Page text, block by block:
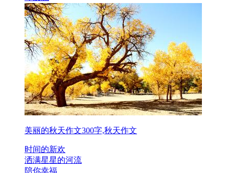
美丽的秋天作文300字,秋天作文
时间的新欢
洒满星星的河流
陪你幸福